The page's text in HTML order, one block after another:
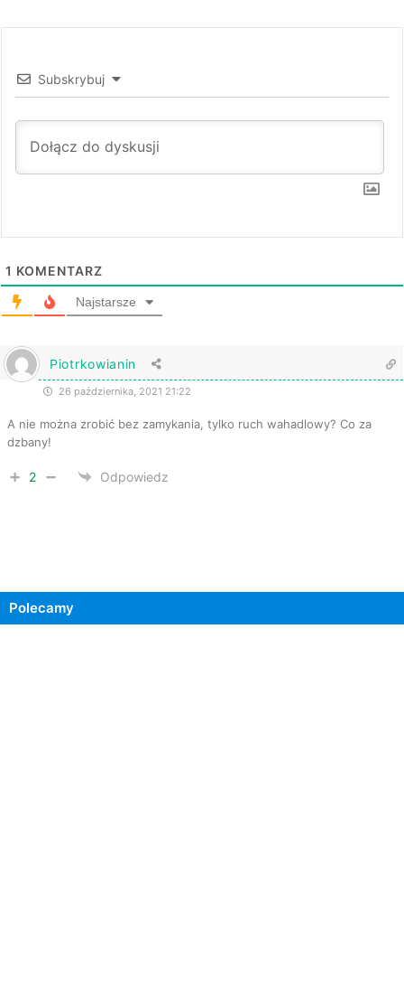
Subskrybuj
1 KOMENTARZ
Najstarsze
Piotrkowianin
26 października, 2021 21:22
A nie można zrobić bez zamykania, tylko ruch wahadlowy? Co za
dzbany!
2 Odpowiedz
Polecamy